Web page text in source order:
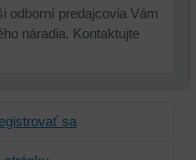
odborní predajcovia Vám
náradia. Kontaktujte
sa